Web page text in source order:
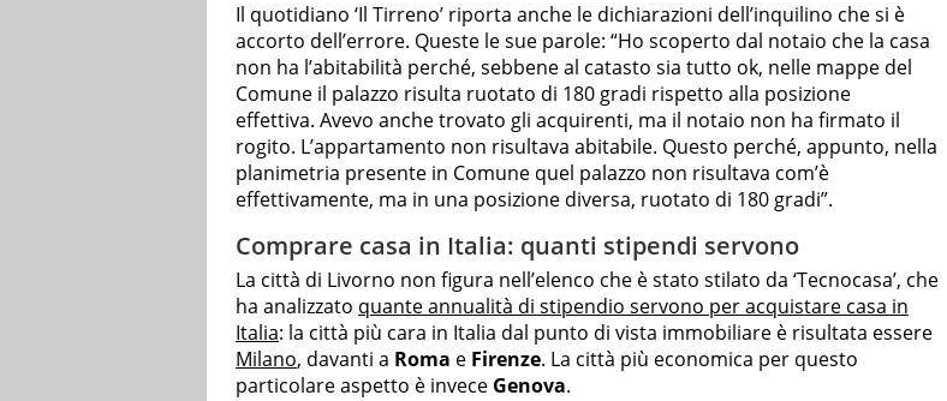
Il quotidiano ‘Il Tirreno’ riporta anche le dichiarazioni dell’inquilino che si è
accorto dell’errore. Queste le sue parole: “Ho scoperto dal notaio che la casa
non ha l’abitabilità perché, sebbene al catasto sia tutto ok, nelle mappe del
Comune il palazzo risulta ruotato di 180 gradi rispetto alla posizione
effettiva. Avevo anche trovato gli acquirenti, ma il notaio non ha firmato il
rogito. L’appartamento non risultava abitabile. Questo perché, appunto, nella
planimetria presente in Comune quel palazzo non risultava com’è
effettivamente, ma in una posizione diversa, ruotato di 180 gradi”.
Comprare casa in Italia: quanti stipendi servono
La città di Livorno non figura nell’elenco che è stato stilato da ‘Tecnocasa’, che
ha analizzato quante annualità di stipendio servono per acquistare casa in
Italia: la città più cara in Italia dal punto di vista immobiliare è risultata essere
Milano, davanti a Roma e Firenze. La città più economica per questo
particolare aspetto è invece Genova.